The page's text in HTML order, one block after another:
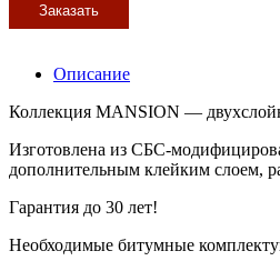
Заказать
Описание
Коллекция MANSION —
Изготовлена из СБС-
дополнительным клейким слоем,
Гарантия до 30 лет!
Необходимые битумные